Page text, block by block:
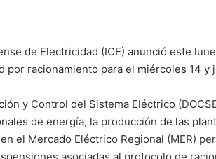
de Electricidad (ICE) anunció este
por racionamiento para el miércoles 14 y
y Control del Sistema Eléctrico
de energía, la producción de las
el Mercado Eléctrico Regional (MER)